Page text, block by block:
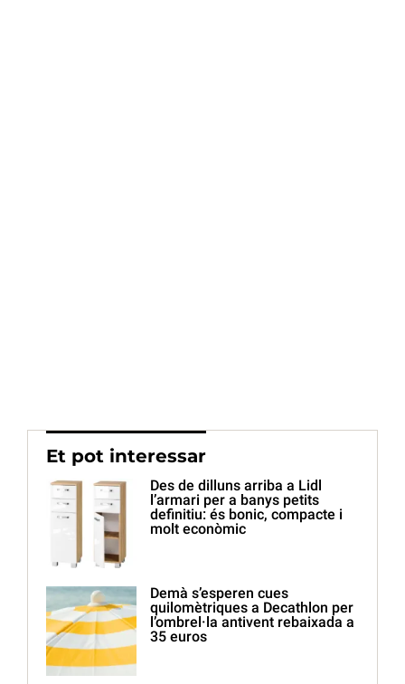
Et pot interessar
Des de dilluns arriba a Lidl
l’armari per a banys petits
definitiu: és bonic, compacte i
molt econòmic
Demà s’esperen cues
quilomètriques a Decathlon per
l’ombrel·la antivent rebaixada a
35 euros